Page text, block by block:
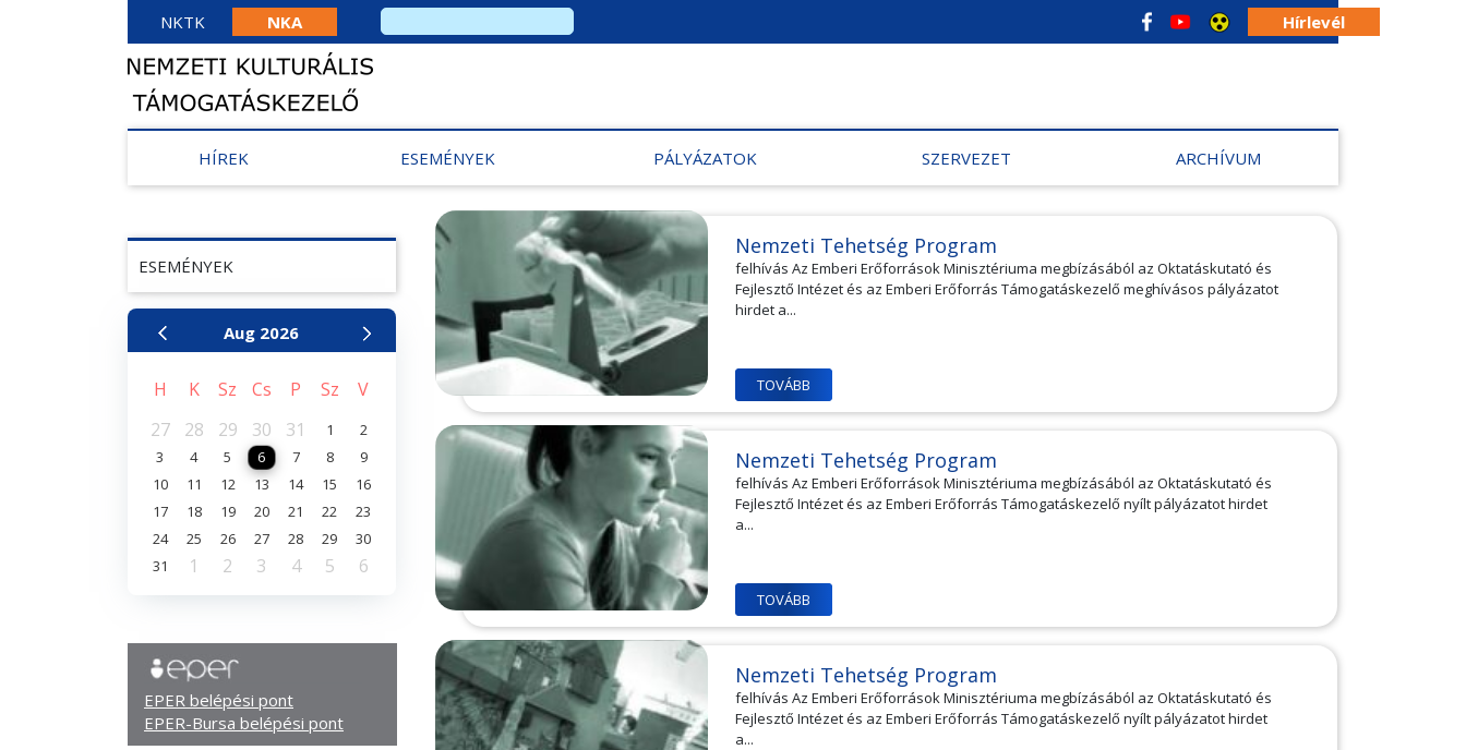
NKTK NKA Hírlevél
HÍREK ESEMÉNYEK PÁLYÁZATOK SZERVEZET ARCHÍVUM
ESEMÉNYEK
Aug 2026
H K Sz Cs P Sz
V
27
28 29 30 31 1
2
3
4 5 6 7 8
9
10
11 12 13 14 15
16
17
18 19 20 21 22
23
24
25 26 27 28 29
30
31
1 2 3 4 5 6
EPER belépési pont
EPER-Bursa belépési pont
Nemzeti Tehetség Program
felhívás Az Emberi Erőforrások Minisztériuma megbízásából az Oktatáskutató és
Fejlesztő Intézet és az Emberi Erőforrás Támogatáskezelő meghívásos pályázatot
hirdet a...
TOVÁBB
Nemzeti Tehetség Program
felhívás Az Emberi Erőforrások Minisztériuma megbízásából az Oktatáskutató és
Fejlesztő Intézet és az Emberi Erőforrás Támogatáskezelő nyílt pályázatot hirdet
a...
TOVÁBB
Nemzeti Tehetség Program
felhívás Az Emberi Erőforrások Minisztériuma megbízásából az Oktatáskutató és
Fejlesztő Intézet és az Emberi Erőforrás Támogatáskezelő nyílt pályázatot hirdet
a...